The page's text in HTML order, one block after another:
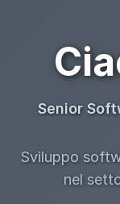
Senior
Sviluppo
nel